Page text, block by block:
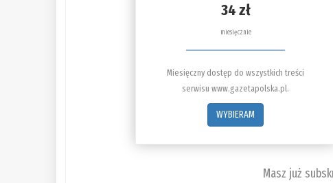
34 zł
miesięcznie
Miesięczny dostęp do wszystkich treści
serwisu www.gazetapolska.pl.
WYBIERAM
Masz już